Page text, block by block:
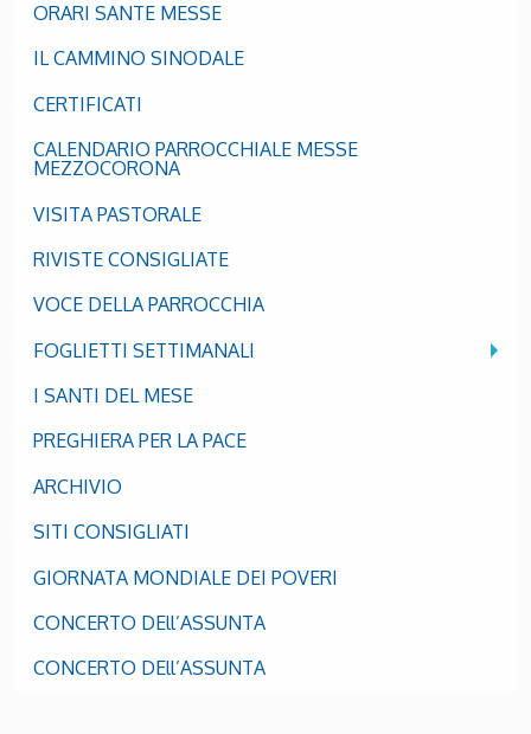
ORARI SANTE MESSE
IL CAMMINO SINODALE
CERTIFICATI
CALENDARIO PARROCCHIALE MESSE
MEZZOCORONA
VISITA PASTORALE
RIVISTE CONSIGLIATE
VOCE DELLA PARROCCHIA
FOGLIETTI SETTIMANALI
I SANTI DEL MESE
PREGHIERA PER LA PACE
ARCHIVIO
SITI CONSIGLIATI
GIORNATA MONDIALE DEI POVERI
CONCERTO DEll’ASSUNTA
CONCERTO DEll’ASSUNTA